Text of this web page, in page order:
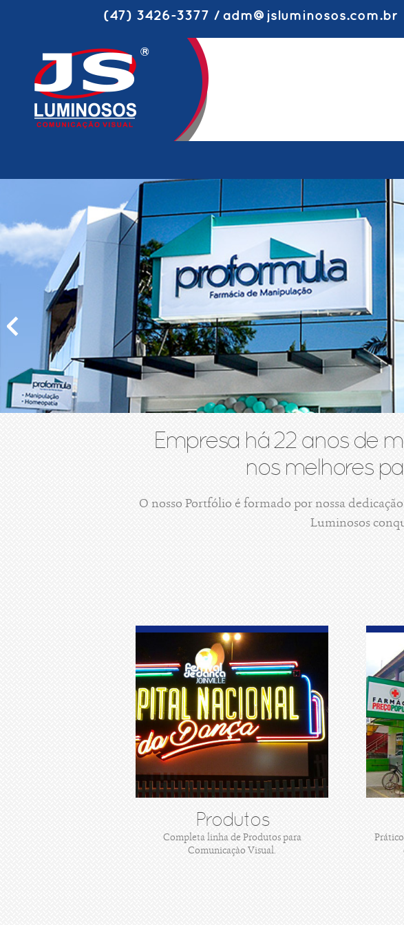
(47) 3426-3377 / adm@jsluminosos.com.br
Empresa há 22 anos de
nos melhores
O nosso Portfólio é formado por nossa
Luminosos
Produtos
Completa linha de Produtos para
Comunicaçào Visual.